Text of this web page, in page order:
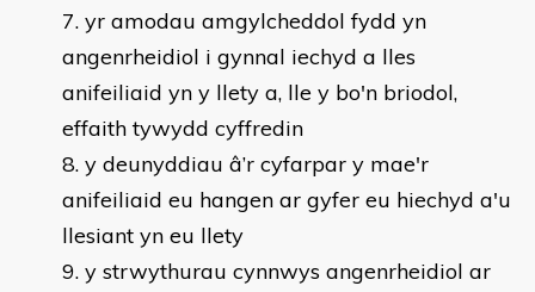
yr amodau amgylcheddol fydd yn
angenrheidiol i gynnal iechyd a lles
anifeiliaid yn y llety a, lle y bo'n briodol,
effaith tywydd cyffredin
y deunyddiau â’r cyfarpar y mae'r
anifeiliaid eu hangen ar gyfer eu hiechyd a'u
llesiant yn eu llety
y strwythurau cynnwys angenrheidiol ar